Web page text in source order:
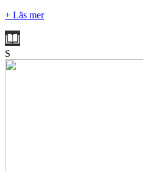
+ Läs mer
S